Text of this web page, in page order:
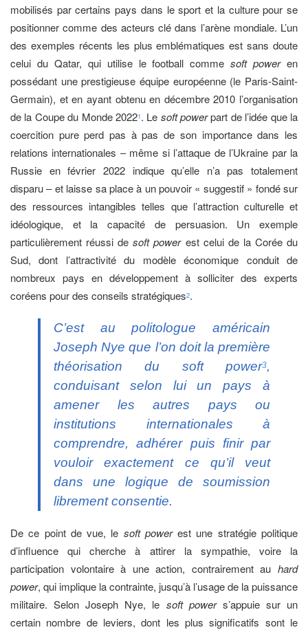
mobilisés par certains pays dans le sport et la culture pour se
positionner comme des acteurs clé dans l’arène mondiale. L’un
des exemples récents les plus emblématiques est sans doute
celui du Qatar, qui utilise le football commesoft poweren
possédant une prestigieuse équipe européenne (le Paris-Saint-
Germain), et en ayant obtenu en décembre 2010 l’organisation
de la Coupe du Monde 20221. Le soft powerpart de l’idée que la
coercition pure perd pas à pas de son importance dans les
relations internationales ‒ même si l’attaque de l’Ukraine par la
Russie en février 2022 indique qu’elle n’a pas totalement
disparu ‒ et laisse sa place à un pouvoir « suggestif » fondé sur
des ressources intangibles telles que l’attraction culturelle et
idéologique, et la capacité de persuasion. Un exemple
particulièrement réussi desoft powerest celui de la Corée du
Sud, dont l’attractivité du modèle économique conduit de
nombreux pays en développement à solliciter des experts
coréens pour des conseils stratégiques2.
C’est au politologue américain
Joseph Nye que l’on doit la première
théorisation du soft power3,
conduisant selon lui un pays à
amener les autres pays ou
institutions internationales à
comprendre, adhérer puis finir par
vouloir exactement ce qu’il veut
dans une logique de soumission
librement consentie.
De ce point de vue, le soft powerest une stratégie politique
d’influence qui cherche à attirer la sympathie, voire la
participation volontaire à une action, contrairement au hard
power, qui implique la contrainte, jusqu’à l’usage de la puissance
militaire. Selon Joseph Nye, le soft powers’appuie sur un
certain nombre de leviers, dont les plus significatifs sont le